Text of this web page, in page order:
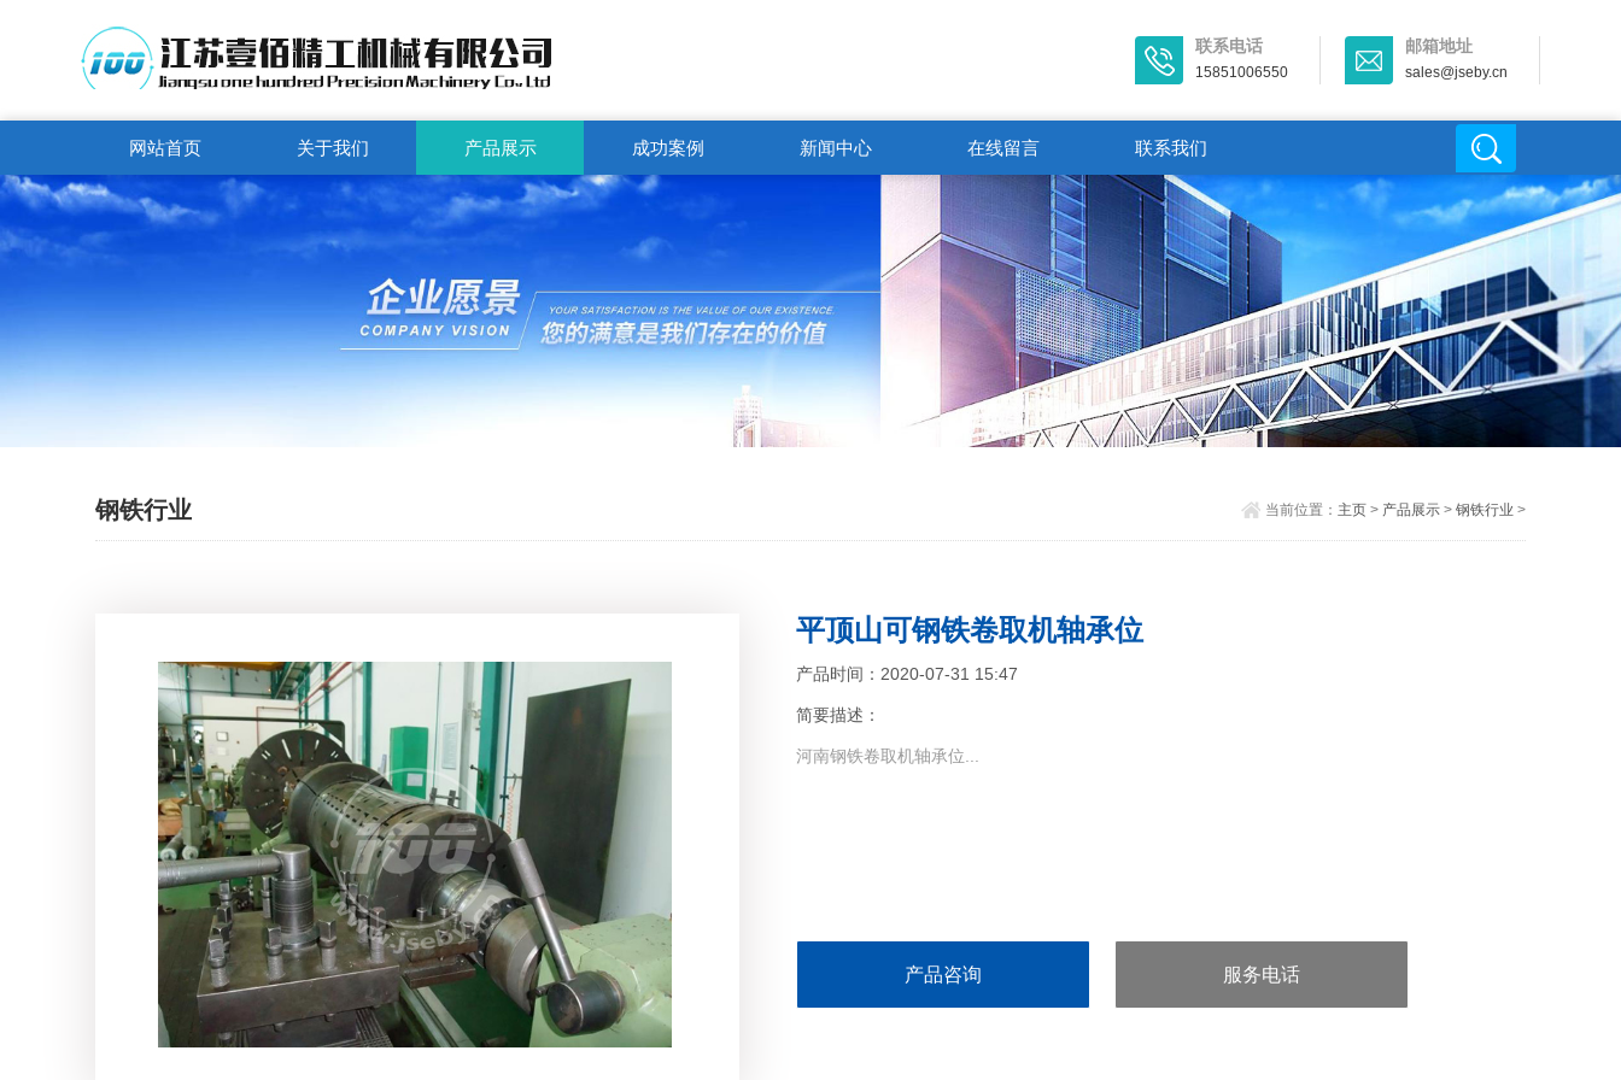
联系电话
15851006550
邮箱地址
sales@jseby.cn
网站首页 关于我们 产品展示 成功案例 新闻中心 在线留言 联系我们
钢铁行业 当前位置： 主页> 产品展示> 钢铁行业 >
平顶山可钢铁卷取机轴承位
产品时间：2020-07-31 15:47
简要描述：
河南钢铁卷取机轴承位...
产品咨询 服务电话